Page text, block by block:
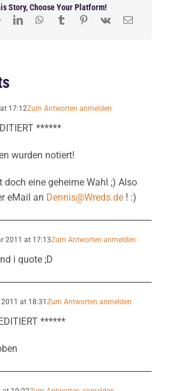
Story, Choose Your Platform!
17:12Zum Antworten anmelden
******
wurden notiert!
doch eine geheime Wahl ;) Also
eMail an Dennis@Wreds.de! :)
2011 at 17:13Zum Antworten anmelden
i quote ;D
at 18:31Zum Antworten anmelden
******